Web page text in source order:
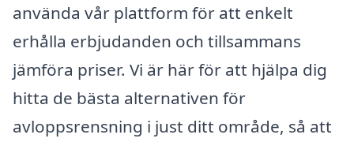
använda vår plattform för att enkelt
erhålla erbjudanden och tillsammans
jämföra priser. Vi är här för att hjälpa dig
hitta de bästa alternativen för
avloppsrensning i just ditt område, så att